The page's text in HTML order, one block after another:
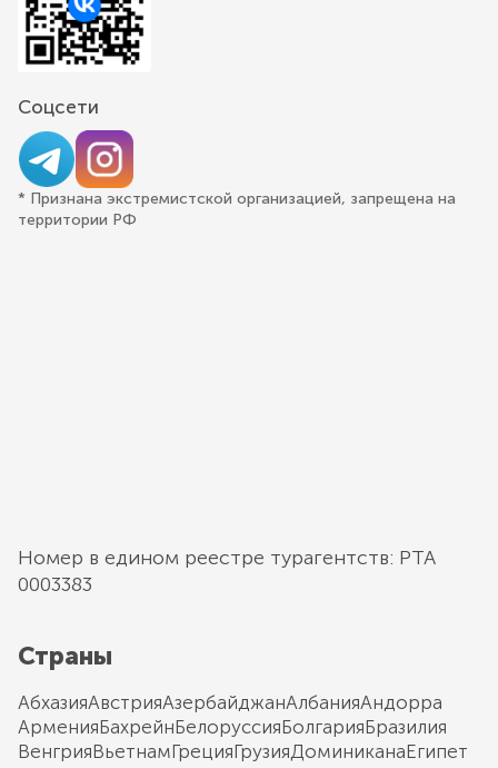
Соцсети
* Признана экстремистской организацией, запрещена на
территории РФ
Номер в едином реестре турагентств: РТА
0003383
Страны
АбхазияАвстрияАзербайджанАлбанияАндорра
АрменияБахрейнБелоруссияБолгарияБразилия
ВенгрияВьетнамГрецияГрузияДоминиканаЕгипет